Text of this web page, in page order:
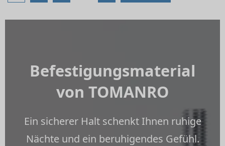
Befestigungsmaterial
von TOMANRO
Ein sicherer Halt schenkt Ihnen ruhige
Nächte und ein beruhigendes Gefühl.